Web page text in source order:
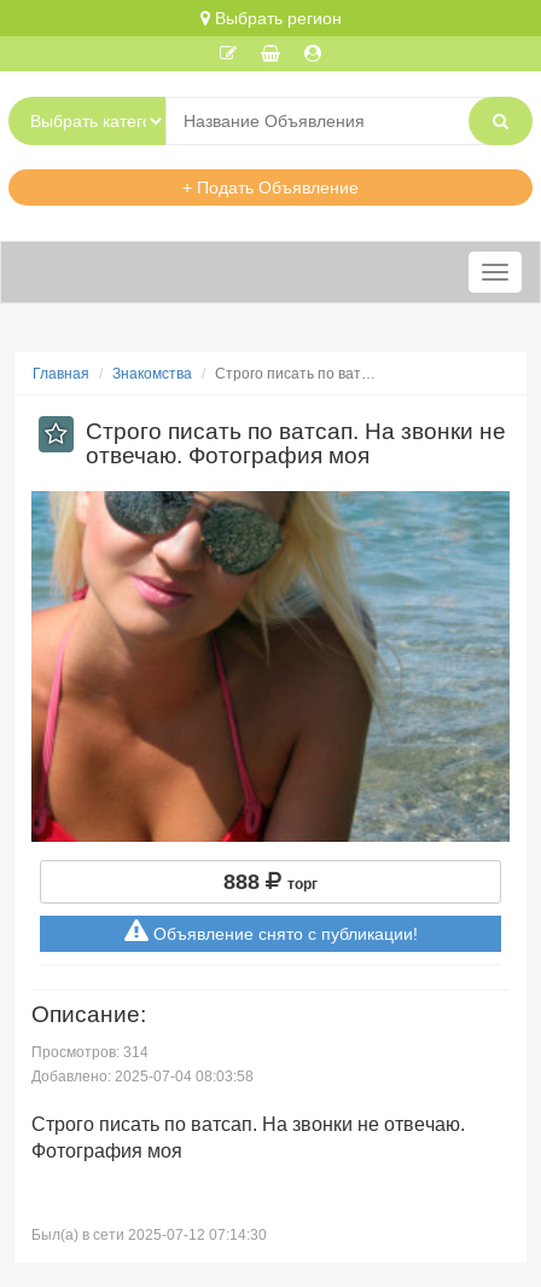
Выбрать регион
+ Подать Объявление
Меню
Главная Знакомства Строго писать по ват…
Строго писать по ватсап. На звонки не
отвечаю. Фотография моя
888 торг
Объявление снято с публикации!
Описание:
Просмотров: 314
Добавлено: 2025-07-04 08:03:58
Строго писать по ватсап. На звонки не отвечаю.
Фотография моя
Был(а) в сети 2025-07-12 07:14:30